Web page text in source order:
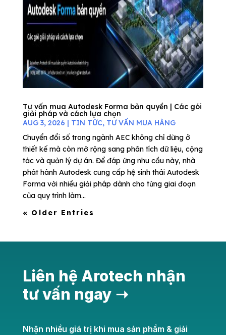
Tư vấn mua Autodesk Forma bản quyền | Các gói
giải pháp và cách lựa chọn
AUG 3, 2026 | TIN TỨC, TƯ VẤN MUA HÀNG
Chuyển đổi số trong ngành AEC không chỉ dừng ở
thiết kế mà còn mở rộng sang phân tích dữ liệu, cộng
tác và quản lý dự án. Để đáp ứng nhu cầu này, nhà
phát hành Autodesk cung cấp hệ sinh thái Autodesk
Forma với nhiều giải pháp dành cho từng giai đoạn
của quy trình làm...
« Older Entries
Liên hệ Arotech nhận
tư vấn ngay ➝
Nhận nhiều giá trị khi mua sản phẩm & giải